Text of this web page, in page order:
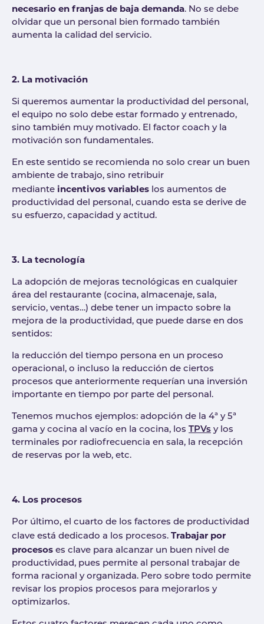
necesario en franjas de baja demanda. No se debe
olvidar que un personal bien formado también
aumenta la calidad del servicio.
2. La motivación
Si queremos aumentar la productividad del personal,
el equipo no solo debe estar formado y entrenado,
sino también muy motivado. El factor coach y la
motivación son fundamentales.
En este sentido se recomienda no solo crear un buen
ambiente de trabajo, sino retribuir
mediante incentivos variables los aumentos de
productividad del personal, cuando esta se derive de
su esfuerzo, capacidad y actitud.
3. La tecnología
La adopción de mejoras tecnológicas en cualquier
área del restaurante (cocina, almacenaje, sala,
servicio, ventas…) debe tener un impacto sobre la
mejora de la productividad, que puede darse en dos
sentidos:
la reducción del tiempo persona en un proceso
operacional, o incluso la reducción de ciertos
procesos que anteriormente requerían una inversión
importante en tiempo por parte del personal.
Tenemos muchos ejemplos: adopción de la 4ª y 5ª
gama y cocina al vacío en la cocina, los TPVs y los
terminales por radiofrecuencia en sala, la recepción
de reservas por la web, etc.
4. Los procesos
Por último, el cuarto de los factores de productividad
clave está dedicado a los procesos. Trabajar por
procesos es clave para alcanzar un buen nivel de
productividad, pues permite al personal trabajar de
forma racional y organizada. Pero sobre todo permite
revisar los propios procesos para mejorarlos y
optimizarlos.